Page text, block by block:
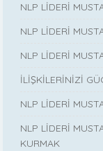
NLP LİDERİ
NLP LİDERİ
NLP LİDERİ
İLİŞKİLERİNİZİ
NLP LİDERİ
NLP LİDERİ
KURMAK